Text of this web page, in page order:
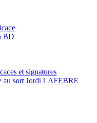
BD
et signatures
au sort Jordi LAFEBRE